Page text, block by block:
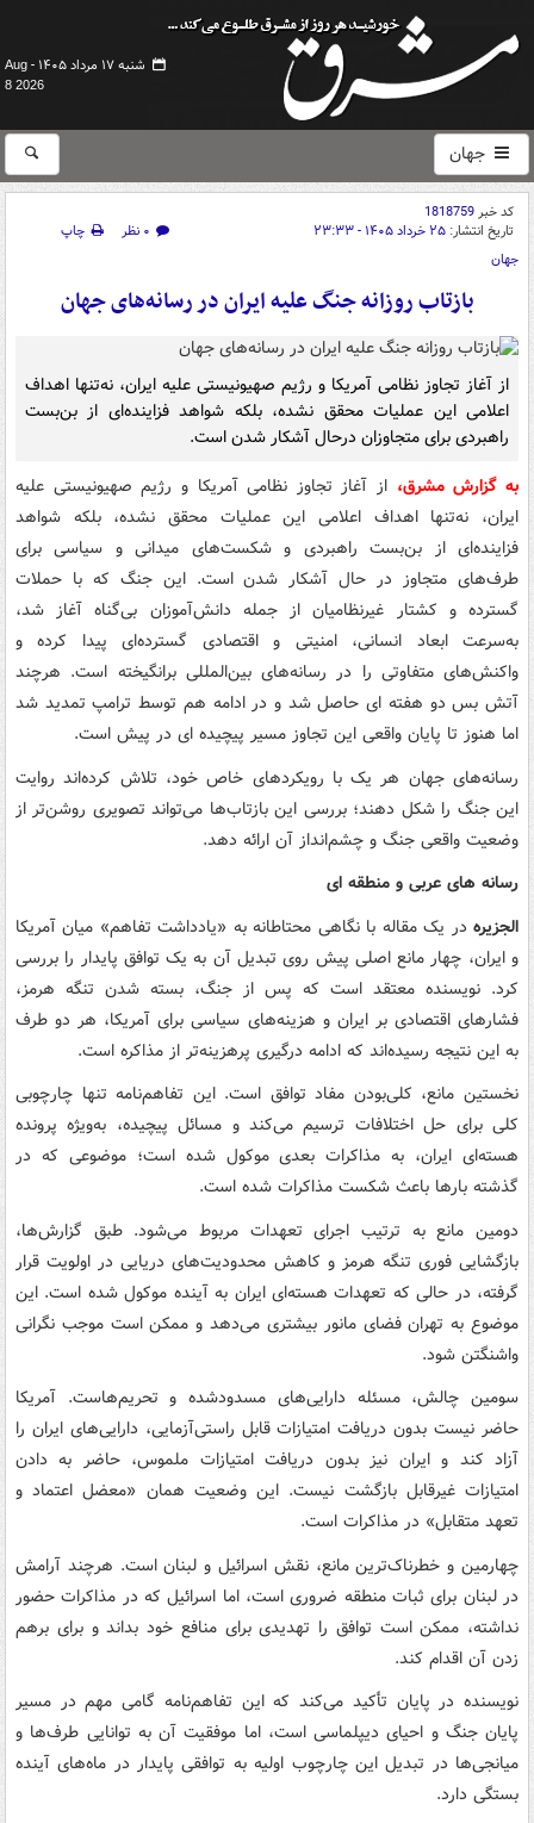
شنبه ۱۷ مرداد ۱۴۰۵ -
Aug
8 2026
جهان
کد خبر1818759
تاریخ انتشار: ۲۵ خرداد ۱۴۰۵ - ۲۳:۳۳ ۰ نظر
چاپ
جهان
بازتاب روزانه جنگ علیه ایران در رسانه‌های جهان
از آغاز تجاوز نظامی آمریکا و رژیم صهیونیستی علیه ایران، نه‌تنها اهداف
اعلامی این عملیات محقق نشده، بلکه شواهد فزاینده‌ای از بن‌بست
راهبردی برای متجاوزان درحال آشکار شدن است.
به گزارش مشرق، از آغاز تجاوز نظامی آمریکا و رژیم صهیونیستی علیه
ایران، نه‌تنها اهداف اعلامی این عملیات محقق نشده، بلکه شواهد
فزاینده‌ای از بن‌بست راهبردی و شکست‌های میدانی و سیاسی برای
طرف‌های متجاوز در حال آشکار شدن است. این جنگ که با حملات
گسترده و کشتار غیرنظامیان از جمله دانش‌آموزان بی‌گناه آغاز شد،
به‌سرعت ابعاد انسانی، امنیتی و اقتصادی گسترده‌ای پیدا کرده و
واکنش‌های متفاوتی را در رسانه‌های بین‌المللی برانگیخته است. هرچند
آتش بس دو هفته ای حاصل شد و در ادامه هم توسط ترامپ تمدید شد
اما هنوز تا پایان واقعی این تجاوز مسیر پیچیده ای در پیش است.
رسانه‌های جهان هر یک با رویکردهای خاص خود، تلاش کرده‌اند روایت
این جنگ را شکل دهند؛ بررسی این بازتاب‌ها می‌تواند تصویری روشن‌تر از
وضعیت واقعی جنگ و چشم‌انداز آن ارائه دهد.
رسانه های عربی و منطقه ای
الجزیره در یک مقاله با نگاهی محتاطانه به «یادداشت تفاهم» میان آمریکا
و ایران، چهار مانع اصلی پیش روی تبدیل آن به یک توافق پایدار را بررسی
کرد. نویسنده معتقد است که پس از جنگ، بسته شدن تنگه هرمز،
فشارهای اقتصادی بر ایران و هزینه‌های سیاسی برای آمریکا، هر دو طرف
به این نتیجه رسیده‌اند که ادامه درگیری پرهزینه‌تر از مذاکره است.
نخستین مانع، کلی‌بودن مفاد توافق است. این تفاهم‌نامه تنها چارچوبی
کلی برای حل اختلافات ترسیم می‌کند و مسائل پیچیده، به‌ویژه پرونده
هسته‌ای ایران، به مذاکرات بعدی موکول شده است؛ موضوعی که در
گذشته بارها باعث شکست مذاکرات شده است.
دومین مانع به ترتیب اجرای تعهدات مربوط می‌شود. طبق گزارش‌ها،
بازگشایی فوری تنگه هرمز و کاهش محدودیت‌های دریایی در اولویت قرار
گرفته، در حالی که تعهدات هسته‌ای ایران به آینده موکول شده است. این
موضوع به تهران فضای مانور بیشتری می‌دهد و ممکن است موجب نگرانی
واشنگتن شود.
سومین چالش، مسئله دارایی‌های مسدودشده و تحریم‌هاست. آمریکا
حاضر نیست بدون دریافت امتیازات قابل راستی‌آزمایی، دارایی‌های ایران را
آزاد کند و ایران نیز بدون دریافت امتیازات ملموس، حاضر به دادن
امتیازات غیرقابل بازگشت نیست. این وضعیت همان «معضل اعتماد و
تعهد متقابل» در مذاکرات است.
چهارمین و خطرناک‌ترین مانع، نقش اسرائیل و لبنان است. هرچند آرامش
در لبنان برای ثبات منطقه ضروری است، اما اسرائیل که در مذاکرات حضور
نداشته، ممکن است توافق را تهدیدی برای منافع خود بداند و برای برهم
زدن آن اقدام کند.
نویسنده در پایان تأکید می‌کند که این تفاهم‌نامه گامی مهم در مسیر
پایان جنگ و احیای دیپلماسی است، اما موفقیت آن به توانایی طرف‌ها و
میانجی‌ها در تبدیل این چارچوب اولیه به توافقی پایدار در ماه‌های آینده
بستگی دارد.